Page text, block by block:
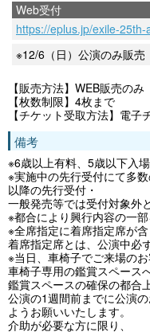
Web受付
https://eplus.jp/exile-
※12/6（日）公演のみ販売
【販売方法】WEB販売のみ
【枚数制限】4枚まで
【チケット受取方法】電子
備考
※6歳以上有料、5歳以下⼊
※実施中の先行受付にて多
以降の先行受付・
一般発売等では受付対象外
※都合により興行内容の一
※全席指定に着席指定席が含
着席指定席とは、公演中必
※当日、車椅子でご来場のお
車椅子専用の鑑賞スペース
鑑賞スペースの確保の都合
公演の1週間前までに公演
ようお願いいたします。
介助が必要な方に限り、